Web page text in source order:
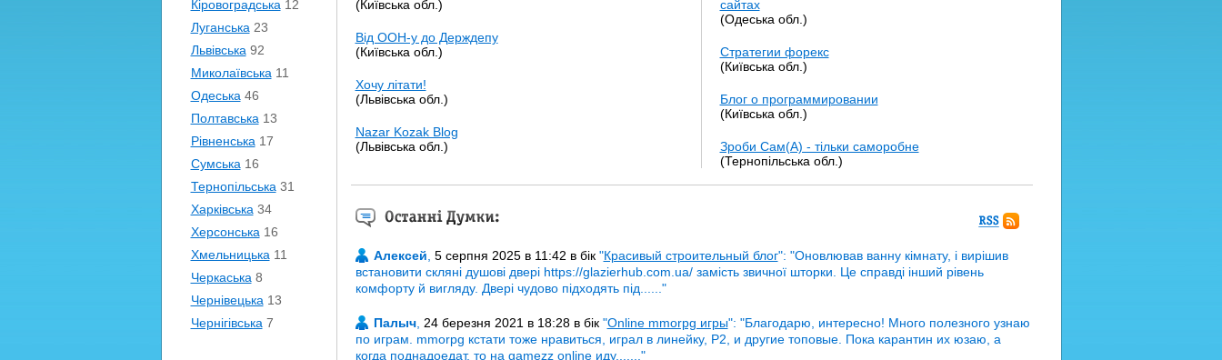
Кіровоградська 12
Луганська 23
Львівська 92
Миколаївська 11
Одеська 46
Полтавська 13
Рівненська 17
Сумська 16
Тернопільська 31
Харківська 34
Херсонська 16
Хмельницька 11
Черкаська 8
Чернівецька 13
Чернігівська 7
(Київська обл.)
Від ООН-у до Держдепу
(Київська обл.)
Хочу літати!
(Львівська обл.)
Nazar Kozak Blog
(Львівська обл.)
сайтах
(Одеська обл.)
Стратегии форекс
(Київська обл.)
Блог о программировании
(Київська обл.)
Зроби Сам(А) - тільки саморобне
(Тернопільська обл.)
Останні відгуки:
RSS
Алексей 5 серпня 2025 в 11:42 в бік "Красивый строительный блог": "Оновлював ванну кімнату, і вирішив
встановити скляні душові двері https://glazierhub.com.ua/ замість звичної шторки. Це справді інший рівень
комфорту й вигляду. Двері чудово підходять під...... "
Палыч, 24 березня 2021 в 18:28 в бік "Online mmorpg игры": "Благодарю, интересно! Много полезного узнаю
по играм. mmorpg кстати тоже нравиться, играл в линейку, Р2, и другие топовые. Пока карантин их юзаю, а
когда поднадоедат, то на gamezz online иду,...... "